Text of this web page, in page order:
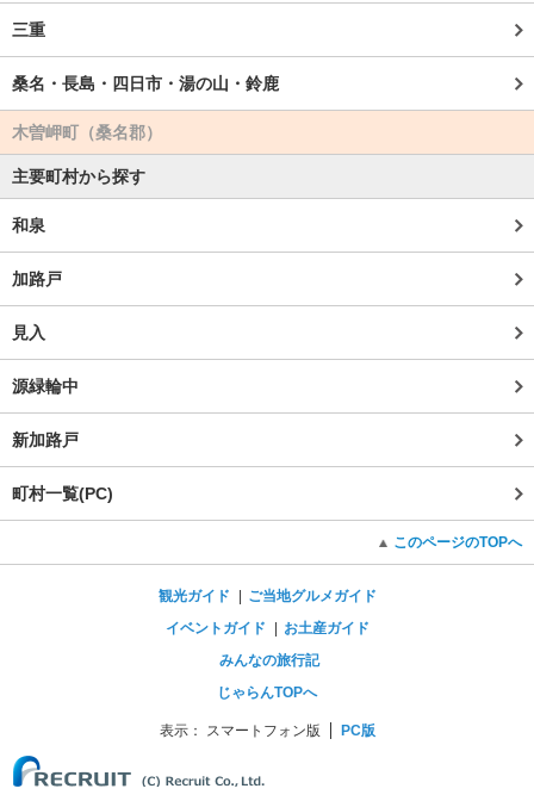
三重
桑名・長島・四日市・湯の山・鈴鹿
木曽岬町（桑名郡）
主要町村から探す
和泉
加路戸
見入
源緑輪中
新加路戸
町村一覧(PC)
このページのTOPへ
観光ガイド
ご当地グルメガイド
イベントガイド
お土産ガイド
みんなの旅行記
じゃらんTOPへ
表示： スマートフォン版 PC版